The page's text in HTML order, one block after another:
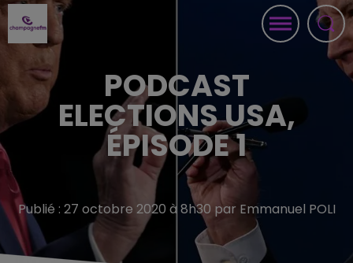
PODCAST
ELECTIONS USA,
ÉPISODE 1
Publié : 27 octobre 2020 à 8h30 par Emmanuel POLI